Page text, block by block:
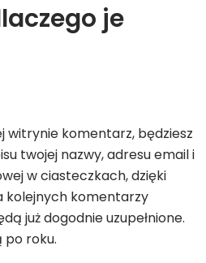
je
witrynie komentarz, będziesz
twojej nazwy, adresu email i
w ciasteczkach, dzięki
kolejnych komentarzy
już dogodnie uzupełnione.
po roku.